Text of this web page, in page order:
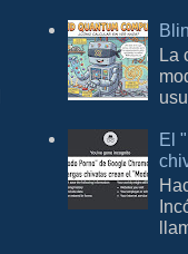
La
El